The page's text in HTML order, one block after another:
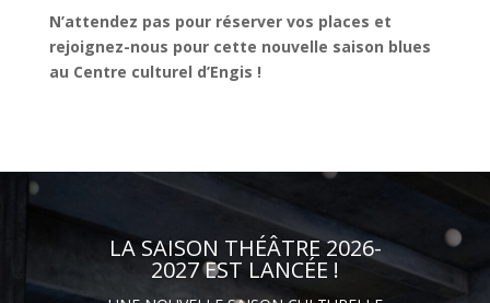
N’attendez pas pour réserver vos places et
rejoignez-nous pour cette nouvelle saison blues
au Centre culturel d’Engis !
LA SAISON THÉÂTRE 2026-
2027 EST LANCÉE !